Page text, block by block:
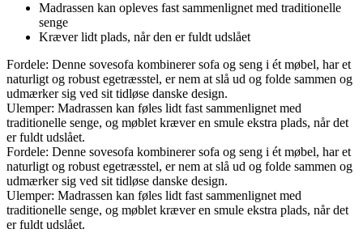
Madrassen kan opleves fast sammenlignet med traditionelle
senge
Kræver lidt plads, når den er fuldt udslået
Fordele: Denne sovesofa kombinerer sofa og seng i ét møbel, har et
naturligt og robust egetræsstel, er nem at slå ud og folde sammen og
udmærker sig ved sit tidløse danske design.
Ulemper: Madrassen kan føles lidt fast sammenlignet med
traditionelle senge, og møblet kræver en smule ekstra plads, når det
er fuldt udslået.
Fordele: Denne sovesofa kombinerer sofa og seng i ét møbel, har et
naturligt og robust egetræsstel, er nem at slå ud og folde sammen og
udmærker sig ved sit tidløse danske design.
Ulemper: Madrassen kan føles lidt fast sammenlignet med
traditionelle senge, og møblet kræver en smule ekstra plads, når det
er fuldt udslået.